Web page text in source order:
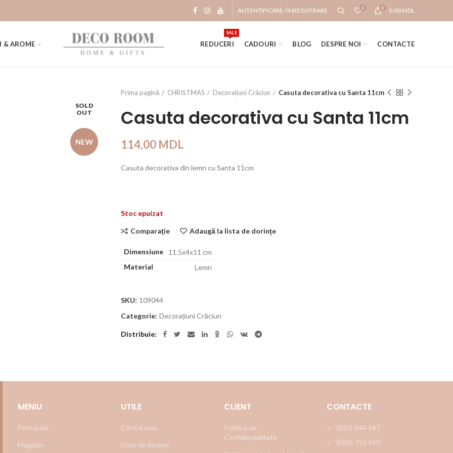
AUTENTIFICARE / ÎNREGISTRARE 0 0 0,00 MDL
& AROME REDUCERI
SALE
CADOURI BLOG DESPRE NOI CONTACTE
SOLD
OUT
NEW
Prima pagină CHRISTMAS Decorațiuni Crăciun Casuta decorativa cu Santa 11cm
Casuta decorativa cu Santa 11cm
114,00 MDL
Casuta decorativa din lemn cu Santa 11cm
Stoc epuizat
Comparaţie Adaugă la lista de dorințe
Dimensiune
11.5x4x11 cm
Material
Lemn
SKU: 109044
Categorie: Decorațiuni Crăciun
Distribuie
MENIU
Principală
Magazin
UTILE
Contul meu
Lista de dorințe
CLIENT
Politica de
Confidențialitate
CONTACTE
(022) 844 547
(068) 750 450